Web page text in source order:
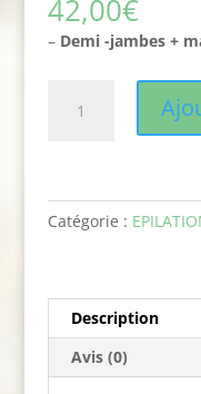
42,00€
– Demi -jambes +
+
aisselles
Catégorie :
Description
Avis (0)